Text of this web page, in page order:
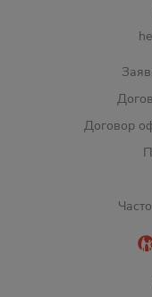
Договор